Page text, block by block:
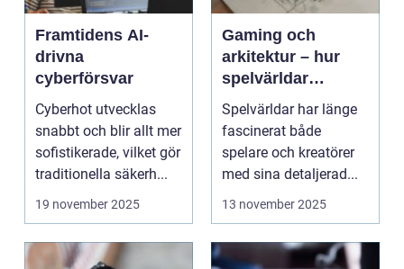
Framtidens AI-
drivna
cyberförsvar
Cyberhot utvecklas
snabbt och blir allt mer
sofistikerade, vilket gör
traditionella säkerh...
19 november 2025
Gaming och
arkitektur – hur
spelvärldar
inspirerar verklig
stadsplanering
Spelvärldar har länge
fascinerat både
spelare och kreatörer
med sina detaljerad...
13 november 2025